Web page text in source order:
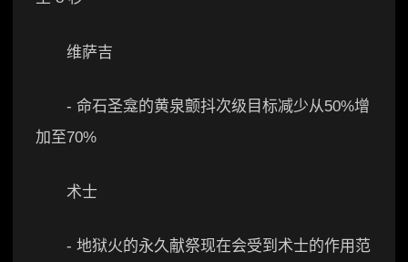
维萨吉
- 命石圣龛的黄泉颤抖次级目标减少从50%增
加至70%
术士
- 地狱火的永久献祭现在会受到术士的作用范